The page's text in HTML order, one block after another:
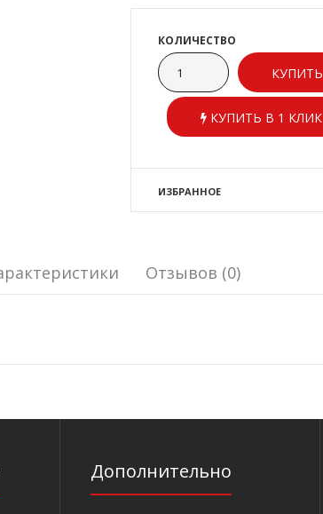
КОЛИЧЕСТВО
КУПИТЬ В 1 КЛИК
ИЗБРАННОЕ
Отзывов (0)
Дополнительно